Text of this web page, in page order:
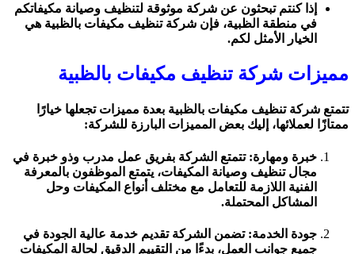
إذا كنتم تبحثون عن شركة موثوقة لتنظيف وصيانة مكيفاتكم
في منطقة الظبية، فإن شركة تنظيف مكيفات بالظبية هي
الخيار الأمثل لكم.
مميزات شركة تنظيف مكيفات بالظبية
تتمتع شركة تنظيف مكيفات بالظبية بعدة مميزات تجعلها خيارًا
ممتازًا لعملائها، إليك بعض المميزات البارزة للشركة:
خبرة ومهارة: تتمتع الشركة بفريق عمل مدرب وذو خبرة في
مجال تنظيف وصيانة المكيفات، يتمتع الموظفون بالمعرفة
الفنية اللازمة للتعامل مع مختلف أنواع المكيفات وحل
المشاكل المحتملة.
جودة الخدمة: تضمن الشركة تقديم خدمة عالية الجودة في
جميع جوانب العمل، بدءًا من التقييم الدقيق لحالة المكيفات